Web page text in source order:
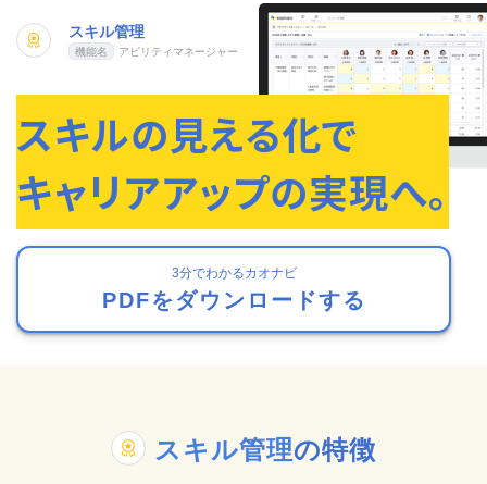
スキル管理
アビリティマネージャー
スキルの見える化で
キャリアアップの実現へ。
3分でわかるカオナビ
PDFをダウンロードする
スキル管理の特徴